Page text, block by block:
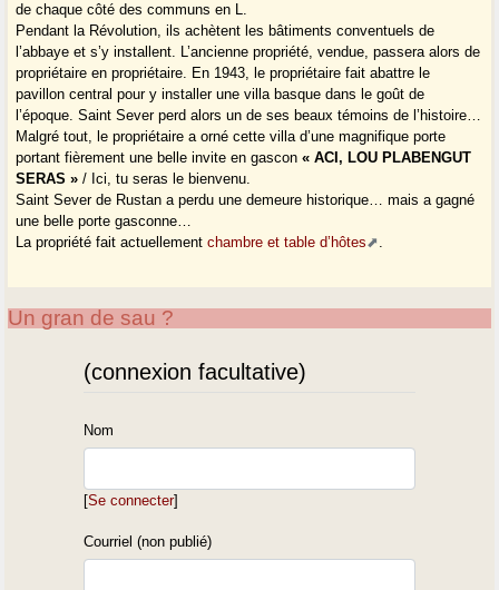
de chaque côté des communs en L.
Pendant la Révolution, ils achètent les bâtiments conventuels de
l’abbaye et s’y installent. L’ancienne propriété, vendue, passera alors de
propriétaire en propriétaire. En 1943, le propriétaire fait abattre le
pavillon central pour y installer une villa basque dans le goût de
l’époque. Saint Sever perd alors un de ses beaux témoins de l’histoire…
Malgré tout, le propriétaire a orné cette villa d’une magnifique porte
portant fièrement une belle invite en gascon« ACI, LOU PLABENGUT
SERAS » / Ici, tu seras le bienvenu.
Saint Sever de Rustan a perdu une demeure historique… mais a gagné
une belle porte gasconne…
La propriété fait actuellementchambre et table d’hôtes .
Un gran de sau ?
(connexion facultative)
Nom
[Se connecter]
Courriel (non publié)